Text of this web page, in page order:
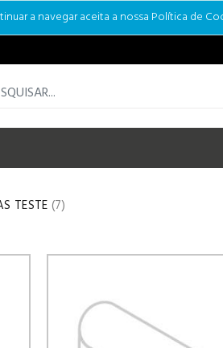
a navegar aceita a nossa Política de
TESTE (7)